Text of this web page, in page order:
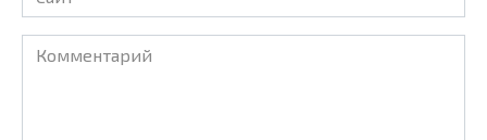
Комментарий